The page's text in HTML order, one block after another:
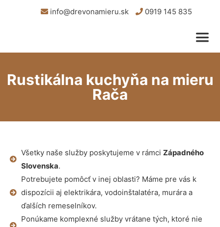
info@drevonamieru.sk 0919 145 835
Rustikálna kuchyňa na mieru
Rača
Všetky naše služby poskytujeme v rámci Západného
Slovenska.
Potrebujete pomôcť v inej oblasti? Máme pre vás k
dispozícii aj elektrikára, vodoinštalatéra, murára a
ďalších remeselníkov.
Ponúkame komplexné služby vrátane tých, ktoré nie